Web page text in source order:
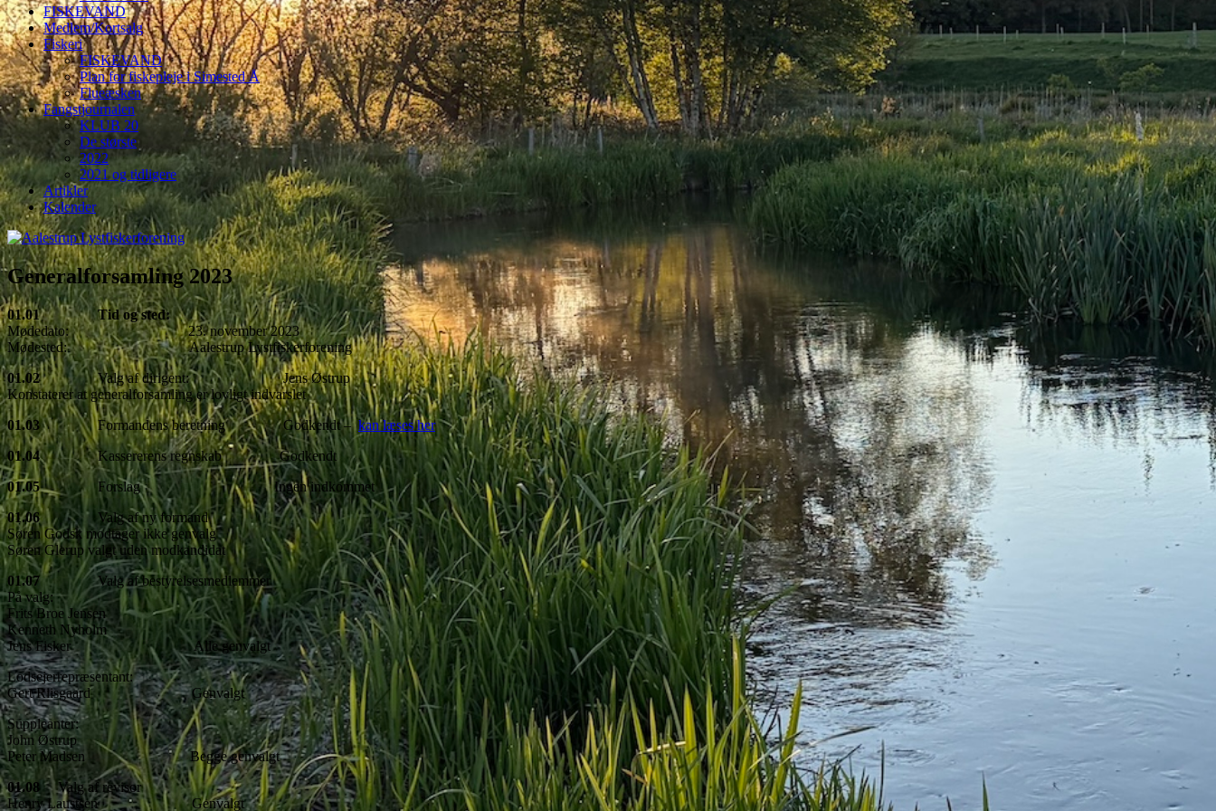
FISKEVAND
Medlem/Kortsalg
Fiskeri
FISKEVAND
Plan for fiskepleje i Simested Å
Flueæsken
Fangstjournalen
KLUB 20
De største
2022
2021 og tidligere
Artikler
Kalender
Generalforsamling 2023
01.01
Tid og sted:
Mødedato: 23. november 2023
Mødested: Aalestrup Lystfiskerforening
01.02Valg af dirigent: Jens Østrup
Konstaterer at generalforsamling er lovligt indvarslet
01.03Formandens beretning Godkendt – kan læses her
01.04Kassererens regnskab Godkendt
01.05Forslag Ingen indkommet
01.06Valg af ny formand
Søren Godsk modtager ikke genvalg
Søren Glerup valgt uden modkandidat
01.07 Valg af bestyrelsesmedlemmer
På valg:
Frits Broe Jensen
Kenneth Nyholm
Jens Fisker Alle genvalgt
Lodsejerrepræsentant:
Gert Riisgaard Genvalgt
Suppleanter:
John Østrup
Peter Madsen Begge genvalgt
01.08 Valg af revisor
Henry Laustsen Genvalgt